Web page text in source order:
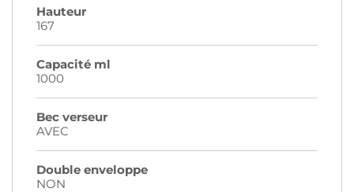
Hauteur
167
Capacité ml
1000
Bec verseur
AVEC
Double enveloppe
NON